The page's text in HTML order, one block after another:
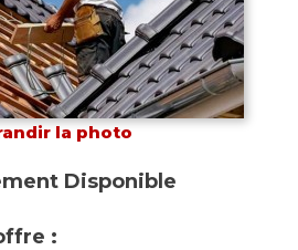
la photo
Disponible
: